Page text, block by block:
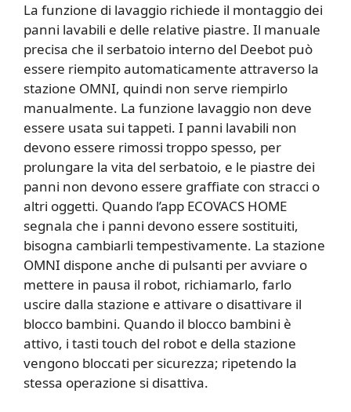
La funzione di lavaggio richiede il montaggio dei
panni lavabili e delle relative piastre. Il manuale
precisa che il serbatoio interno del Deebot può
essere riempito automaticamente attraverso la
stazione OMNI, quindi non serve riempirlo
manualmente. La funzione lavaggio non deve
essere usata sui tappeti. I panni lavabili non
devono essere rimossi troppo spesso, per
prolungare la vita del serbatoio, e le piastre dei
panni non devono essere graffiate con stracci o
altri oggetti. Quando l’app ECOVACS HOME
segnala che i panni devono essere sostituiti,
bisogna cambiarli tempestivamente. La stazione
OMNI dispone anche di pulsanti per avviare o
mettere in pausa il robot, richiamarlo, farlo
uscire dalla stazione e attivare o disattivare il
blocco bambini. Quando il blocco bambini è
attivo, i tasti touch del robot e della stazione
vengono bloccati per sicurezza; ripetendo la
stessa operazione si disattiva.